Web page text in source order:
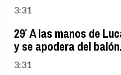
3:31
29′ A las manos de
y se apodera del balón.
3:31